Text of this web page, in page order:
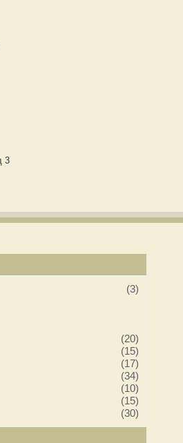
3
(3)
(20)
(15)
(17)
(34)
(10)
(15)
(30)